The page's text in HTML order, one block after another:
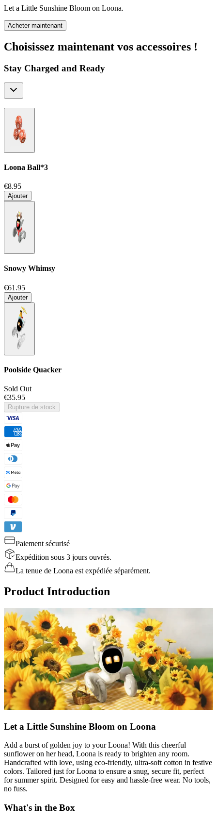
Let a Little Sunshine Bloom on Loona.
Acheter maintenant
Choisissez maintenant vos accessoires !
Stay Charged and Ready
Loona Ball*3
€8.95
Ajouter
Snowy Whimsy
€61.95
Ajouter
Poolside Quacker
Sold Out
€35.95
Rupture de stock
Paiement sécurisé
Expédition sous 3 jours ouvrés.
La tenue de Loona est expédiée séparément.
Product Introduction
Let a Little Sunshine Bloom on Loona
Add a burst of golden joy to your Loona! With this cheerful
sunflower on her head, Loona is ready to brighten any room.
Handcrafted with love, using eco-friendly, ultra-soft cotton in festive
colors. Tailored just for Loona to ensure a snug, secure fit, perfect
for summer spirit. Designed for easy and hassle-free wear. No tools,
no fuss.
What's in the Box